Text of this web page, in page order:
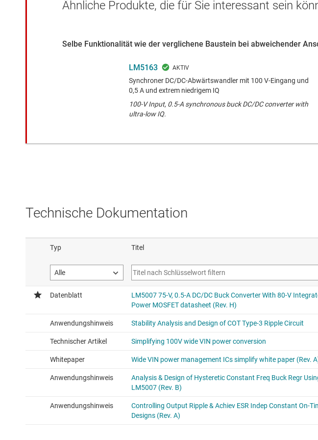
Ähnliche Produkte, die für Sie interessant sein
Selbe Funktionalität wie der verglichene Baustein bei abweichender
LM5163
Synchroner DC/DC-Abwärtswandler mit 100 V-Eingang und
0,5 A und extrem niedrigem IQ
100-V Input, 0.5-A synchronous buck DC/DC converter with
ultra-low IQ.
Technische Dokumentation